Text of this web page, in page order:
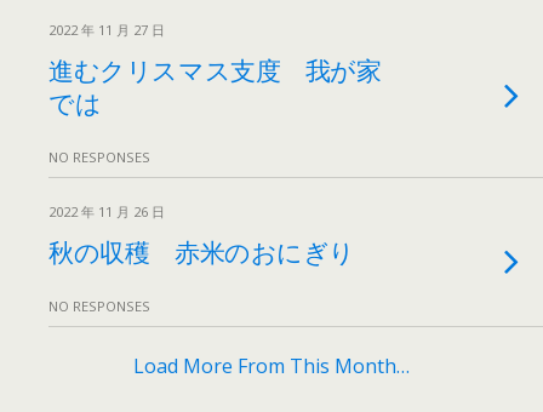
2022 年 11 月 27 日
進むクリスマス支度 我が家
では
NO RESPONSES
2022 年 11 月 26 日
秋の収穫 赤米のおにぎり
NO RESPONSES
Load More From This Month…